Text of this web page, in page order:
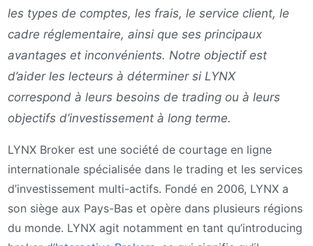
les types de comptes, les frais, le service client, le
cadre réglementaire, ainsi que ses principaux
avantages et inconvénients. Notre objectif est
d’aider les lecteurs à déterminer si LYNX
correspond à leurs besoins de trading ou à leurs
objectifs d’investissement à long terme.
LYNX Broker est une société de courtage en ligne
internationale spécialisée dans le trading et les services
d’investissement multi-actifs. Fondé en 2006, LYNX a
son siège aux Pays-Bas et opère dans plusieurs régions
du monde. LYNX agit notamment en tant qu’introducing